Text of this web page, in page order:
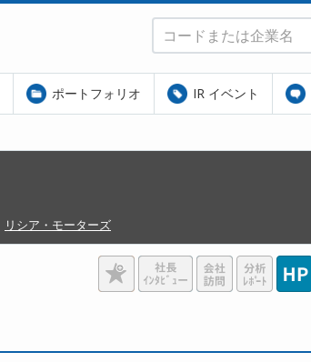
ポートフォリオ IR イベント
リシア・モーターズ